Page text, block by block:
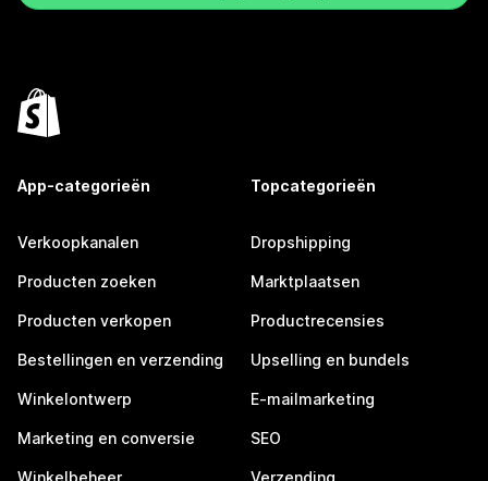
App-categorieën
Verkoopkanalen
Producten zoeken
Producten verkopen
Bestellingen en verzending
Winkelontwerp
Marketing en conversie
Topcategorieën
Dropshipping
Marktplaatsen
Productrecensies
Upselling en bundels
E-mailmarketing
SEO